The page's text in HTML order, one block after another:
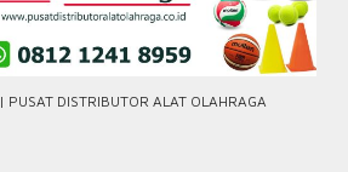
DISTRIBUTOR ALAT OLAHRAGA